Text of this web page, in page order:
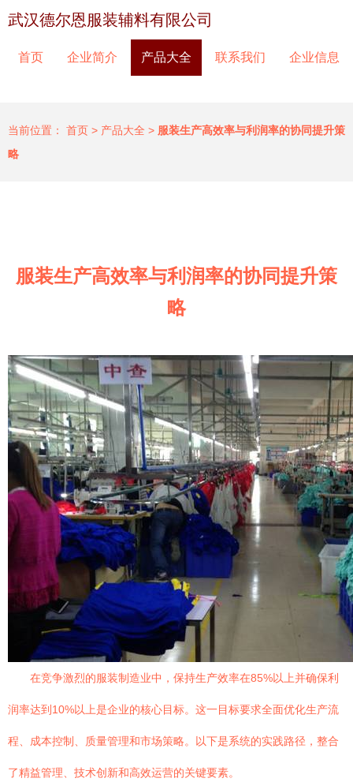
武汉德尔恩服装辅料有限公司
首页 企业简介 产品大全 联系我们 企业信息
当前位置： 首页 > 产品大全 > 服装生产高效率与利润率的协同提升策
略
服装生产高效率与利润率的协同提升策
略
在竞争激烈的服装制造业中，保持生产效率在85%以上并确保利
润率达到10%以上是企业的核心目标。这一目标要求全面优化生产流
程、成本控制、质量管理和市场策略。以下是系统的实践路径，整合
了精益管理、技术创新和高效运营的关键要素。